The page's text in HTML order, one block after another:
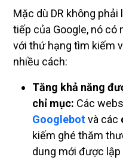
Mặc dù DR không
tiếp của Google, nó có
với thứ hạng tìm kiếm
nhiều cách:
Tăng khả năng
chỉ mục: Các
Googlebotvà các
kiếm ghé thăm
dung mới được